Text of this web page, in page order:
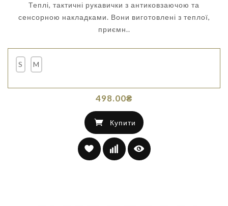
Теплі, тактичні рукавички з антиковзаючою та
сенсорною накладками. Вони виготовлені з теплої,
приємн..
S M
498.00₴
Купити